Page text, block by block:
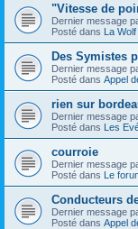
"Vitesse de
Dernier message
Posté dans La
Des Symistes
Dernier message
Posté dans Appel
rien sur
Dernier message
Posté dans Les
courroie
Dernier message
Posté dans Le
Conducteurs
Dernier message
Posté dans Appel